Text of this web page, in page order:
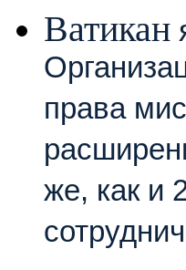
Ватикан
права
же, как и